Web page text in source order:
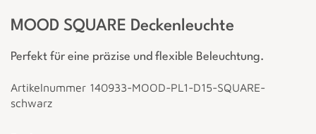
MOOD SQUARE Deckenleuchte
Perfekt für eine präzise und flexible Beleuchtung.
Artikelnummer 140933-MOOD-PL1-D15-SQUARE-
schwarz